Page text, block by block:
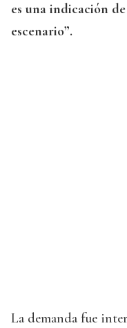
es una indicación
escenario”.
La demanda fue